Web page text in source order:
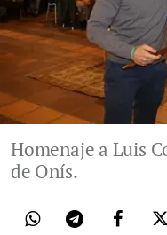
Homenaje a Luis
de Onís.